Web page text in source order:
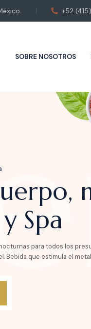
+52
SOBRE NOSOTROS
en
spa
para todos los
Bebida que estimula el